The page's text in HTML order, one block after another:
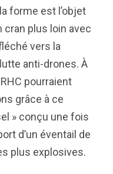
forme est l’objet
cran plus loin avec
vers la
anti-drones. À
pourraient
grâce à ce
» conçu une fois
d’un éventail de
plus explosives.